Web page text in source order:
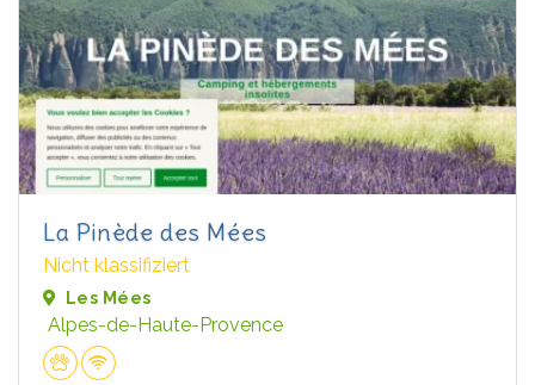
La Pinède des Mées
Nicht klassifiziert
Les Mées
Alpes-de-Haute-Provence